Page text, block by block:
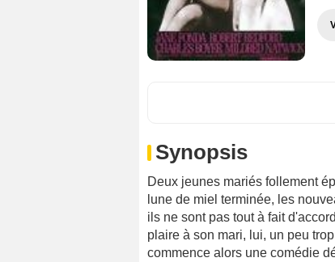
Synopsis
Deux jeunes mariés follement
lune de miel terminée, les
ils ne sont pas tout à fait
plaire à son mari, lui, un peu
commence alors une comédie